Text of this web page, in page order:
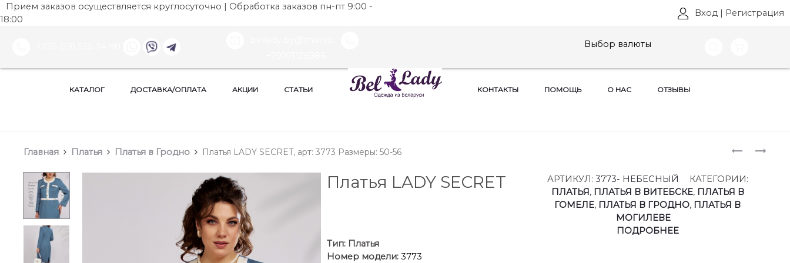
Прием заказов осуществляется круглосуточно | Обработка заказов пн-пт 9:00 -
18:00
Вход | Регистрация
Выбор валюты
КАТАЛОГ ДОСТАВКА/ОПЛАТА АКЦИИ СТАТЬИ КОНТАКТЫ ПОМОЩЬ О НАС ОТЗЫВЫ
БЛУЗКИ
АРТ:
870
ПЛАТЬЯ
SECRET,
АРТ:
Главная Платья Платья в Гродно Платья LADY SECRET, арт: 3773 Размеры: 50-56
Платья LADY SECRET АРТИКУЛ: 3773- НЕБЕСНЫЙ
КАТЕГОРИИ:
ПЛАТЬЯ, ПЛАТЬЯ В ВИТЕБСКЕ, ПЛАТЬЯ В
ГОМЕЛЕ, ПЛАТЬЯ В ГРОДНО, ПЛАТЬЯ В
МОГИЛЕВЕ
ПОДРОБНЕЕ
Тип: Платья
Номер модели:3773